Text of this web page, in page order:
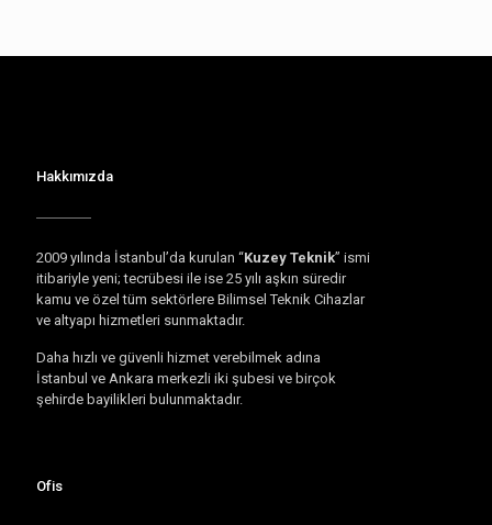
Hakkımızda
2009 yılında İstanbul’da kurulan “Kuzey Teknik” ismi
itibariyle yeni; tecrübesi ile ise 25 yılı aşkın süredir
kamu ve özel tüm sektörlere Bilimsel Teknik Cihazlar
ve altyapı hizmetleri sunmaktadır.
Daha hızlı ve güvenli hizmet verebilmek adına
İstanbul ve Ankara merkezli iki şubesi ve birçok
şehirde bayilikleri bulunmaktadır.
Ofis